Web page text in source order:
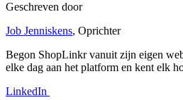
Geschreven door
Job Jenniskens, Oprichter
Begon ShopLinkr vanuit zijn eigen
elke dag aan het platform en kent elk
LinkedIn